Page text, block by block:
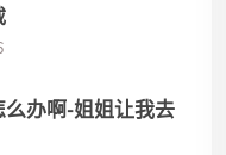
办啊-姐姐让我去